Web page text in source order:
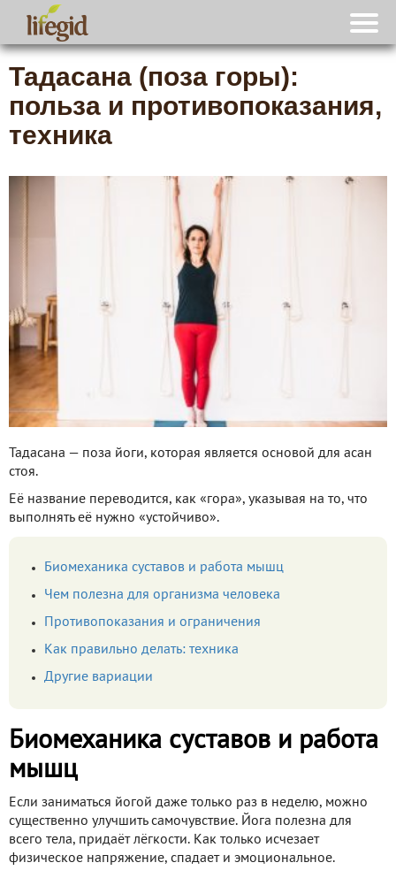
Тадасана (поза горы):
польза и противопоказания,
техника
Тадасана — поза йоги, которая является основой для асан
стоя.
Её название переводится, как «гора», указывая на то, что
выполнять её нужно «устойчиво».
Биомеханика суставов и работа мышц
Чем полезна для организма человека
Противопоказания и ограничения
Как правильно делать: техника
Другие вариации
Биомеханика суставов и работа
мышц
Если заниматься йогой даже только раз в неделю, можно
существенно улучшить самочувствие. Йога полезна для
всего тела, придаёт лёгкости. Как только исчезает
физическое напряжение, спадает и эмоциональное.